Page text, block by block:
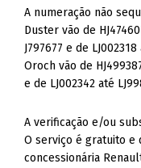
A numeração não
Duster vão de
J797677 e de
Oroch vão de
e de LJ002342 até
A verificação e/ou
O serviço é gratuito e
concessionária